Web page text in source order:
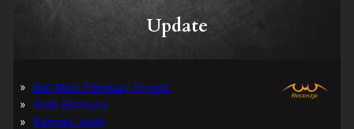
Update
Bat-Man: Pierwszy Rycerz
Grób Batmana
Batman: Hush